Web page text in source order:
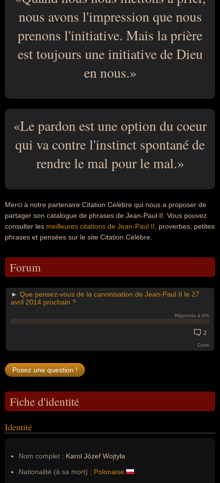
nous avons l'impression que nous
prenons l'initiative. Mais la prière
est toujours une initiative de Dieu
en nous.
Le pardon est une option du coeur
qui va contre l'instinct spontané de
rendre le mal pour le mal.
Merci à notre partenaire Citation Célèbre qui nous a proposer de
partager son catalogue de phrases de Jean-Paul II. Vous pouvez
consulter les meilleures citations de Jean-Paul II , proverbes, petites
phrases et pensées sur le site Citation Célèbre.
Forum
► Que pensez-vous de la canonisation de Jean-Paul II le 27
avril 2014 prochain ?
Répondu à 0%
2
Crom
Fiche d'identité
Identité
Nom complet : Karol Józef Wojtyła
Nationalité (à sa mort) : Polonaise